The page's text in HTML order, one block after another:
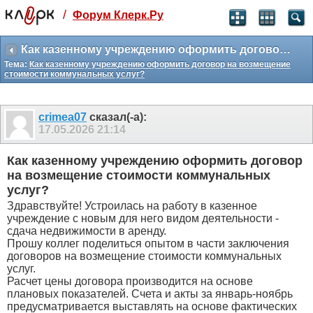
Святые угодники, Клерк без рекламы
прекрасен:)
месяц
99 ₽
259 ₽
-10%
полгода
499
-15%
Отмена Оплатить
/ Форум Клерк.Ру
Как казенному учреждению оформить договор на возмещение стоимости коммунальных услуг?
Тема: Как казенному учреждению оформить договор на возмещение
стоимости коммунальных услуг?
crimea07 сказал(-а):
17.05.2026 21:14
Как казенному учреждению оформить договор
на возмещение стоимости коммунальных
услуг?
Здравствуйте! Устроилась на работу в казенное
учреждение с новым для него видом деятельности -
сдача недвижимости в аренду.
Прошу коллег поделиться опытом в части заключения
договоров на возмещение стоимости коммунальных
услуг.
Расчет цены договора производится на основе
плановых показателей. Счета и акты за январь-ноябрь
предусматривается выставлять на основе фактических